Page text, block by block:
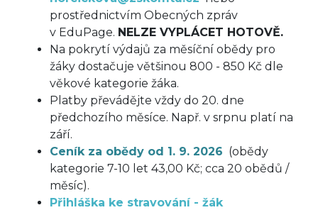
prostřednictvím Obecných zpráv
v EduPage. NELZE VYPLÁCET HOTOVĚ.
Na pokrytí výdajů za měsíční obědy pro
žáky dostačuje většinou 800 - 850 Kč dle
věkové kategorie žáka.
Platby převádějte vždy do 20. dne
předchozího měsíce. Např. v srpnu platí na
září.
Ceník za obědy od 1. 9. 2026 (obědy
kategorie 7-10 let 43,00 Kč; cca 20 obědů /
měsíc).
Přihláška ke stravování - žák